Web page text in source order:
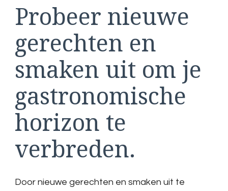
Probeer nieuwe
gerechten en
smaken uit om je
gastronomische
horizon te
verbreden.
Door nieuwe gerechten en smaken uit te